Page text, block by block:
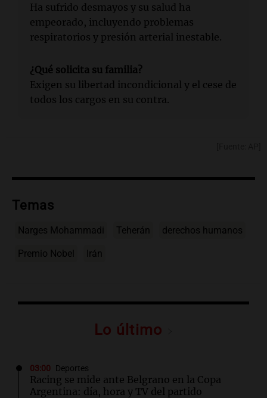
Ha sufrido desmayos y su salud ha
empeorado, incluyendo problemas
respiratorios y presión arterial inestable.
¿Qué solicita su familia?
Exigen su libertad incondicional y el cese de
todos los cargos en su contra.
Temas
Narges Mohammadi Teherán derechos humanos
Premio Nobel Irán
Lo último
03:00 Deportes
Racing se mide ante Belgrano en la Copa
Argentina: día, hora y TV del partido